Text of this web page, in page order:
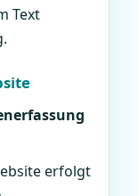
Text
erfolgt